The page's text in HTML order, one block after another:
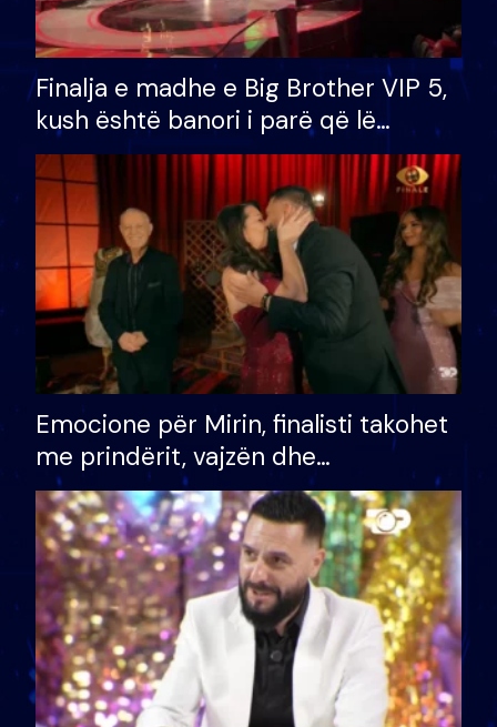
Finalja e madhe e Big Brother VIP 5,
kush është banori i parë që lë
shtëpinë dhe humb mundësinë për
të fituar çmimin e madh
Emocione për Mirin, finalisti takohet
me prindërit, vajzën dhe
bashkëshorten: S’kemi ndonjë letër
divorci apo jo?